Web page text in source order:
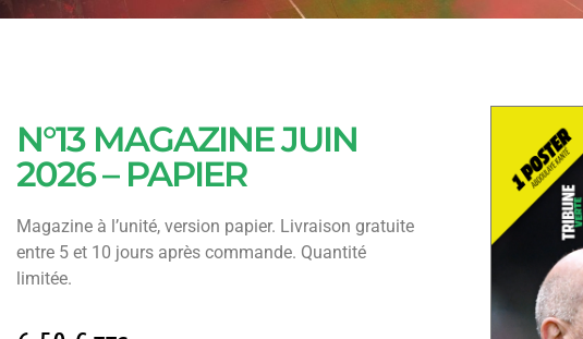
N°13 MAGAZINE JUIN
2026 – PAPIER
Magazine à l’unité, version papier. Livraison gratuite
entre 5 et 10 jours après commande. Quantité
limitée.